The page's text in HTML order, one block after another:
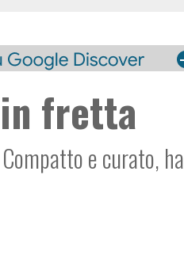
fretta
e curato, ha